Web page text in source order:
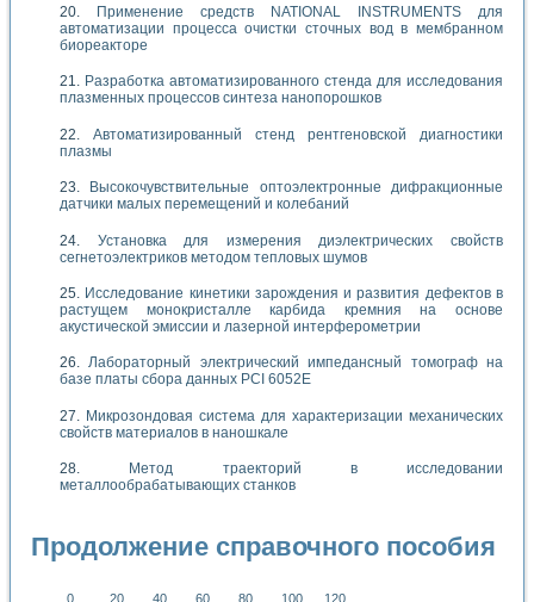
Применение средств NATIONAL INSTRUMENTS для
автоматизации процесса очистки сточных вод в мембранном
биореакторе
Разработка автоматизированного стенда для исследования
плазменных процессов синтеза нанопорошков
Автоматизированный стенд рентгеновской диагностики
плазмы
Высокочувствительные оптоэлектронные дифракционные
датчики малых перемещений и колебаний
Установка для измерения диэлектрических свойств
сегнетоэлектриков методом тепловых шумов
Исследование кинетики зарождения и развития дефектов в
растущем монокристалле карбида кремния на основе
акустической эмиссии и лазерной интерферометрии
Лабораторный электрический импедансный томограф на
базе платы сбора данных PCI 6052E
Микрозондовая система для характеризации механических
свойств материалов в наношкале
Метод траекторий в исследовании
металлообрабатывающих станков
Продолжение справочного пособия
0 20 40 60 80 100 120